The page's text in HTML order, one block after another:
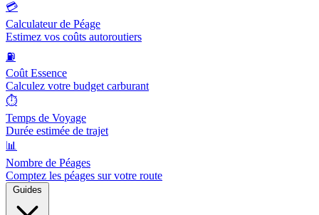
💳
Calculateur de Péage
Estimez vos coûts autoroutiers
⛽
Coût Essence
Calculez votre budget carburant
⏱️
Temps de Voyage
Durée estimée de trajet
📊
Nombre de Péages
Comptez les péages sur votre route
Guides